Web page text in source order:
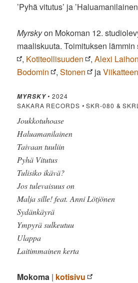
’Pyhä vitutus’ ja
Myrskyon Mokoman 12.
maaliskuuta. Toimituksen
, Kotiteollisuuden ,Alexi Laihon
Bodomin
,Stonen jaViikatteen
MYRSKY • 2024
SAKARA RECORDS • SKR-080 &
Joukkotuhoase
Haluamanilainen
Taivaan tuuliin
Pyhä Vitutus
Tulisiko ikävä?
Jos tulevaisuus on
Malja sille! feat. Anni Lötjönen
Sydänkäyrä
Ympyrä sulkeutuu
Ulappa
Laitimmainen kerta
Mokoma | kotisivu